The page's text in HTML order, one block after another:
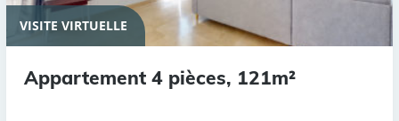
VISITE VIRTUELLE
Appartement 4 pièces, 121m²